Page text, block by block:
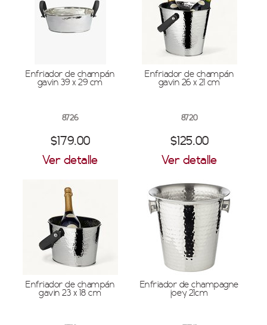
Enfriador de champán
gavin 39 x 29 cm
8726
$179.00
Ver detalle
Enfriador de champán
gavin 26 x 21 cm
8720
$125.00
Ver detalle
Enfriador de champán
gavin 23 x 18 cm
Enfriador de champagne
joey 21cm